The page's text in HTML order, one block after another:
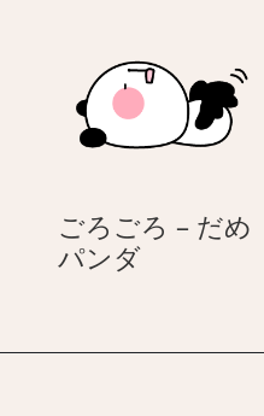
パ
ン
ダ
ごろごろ – だめ
パンダご
ろ